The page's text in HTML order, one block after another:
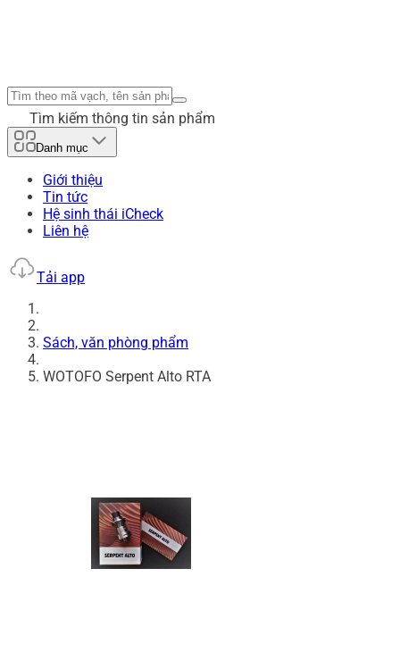
Tìm kiếm thông tin sản phẩm
Danh mục
Giới thiệu
Tin tức
Hệ sinh thái iCheck
Liên hệ
Tải app
Sách, văn phòng phẩm
WOTOFO Serpent Alto RTA